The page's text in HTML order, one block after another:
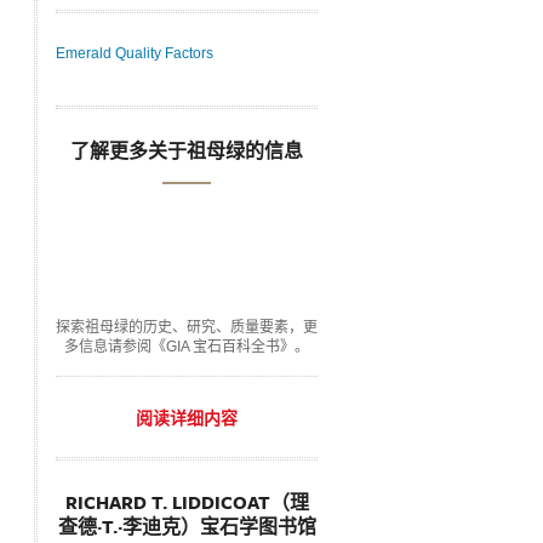
Emerald Quality Factors
了解更多关于祖母绿的信息
探索祖母绿的历史、研究、质量要素，更
多信息请参阅《GIA 宝石百科全书》。
阅读详细内容
RICHARD T. LIDDICOAT（理
查德·T.·李迪克）宝石学图书馆